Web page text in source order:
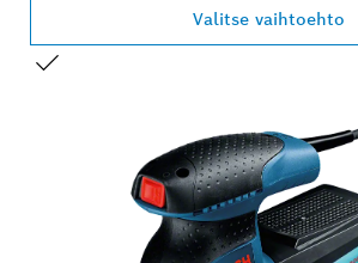
Valitse vaihtoehto